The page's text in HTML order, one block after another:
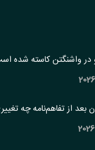
در واشنگتن کاسته شده
بعد از تفاهم‌نامه چه